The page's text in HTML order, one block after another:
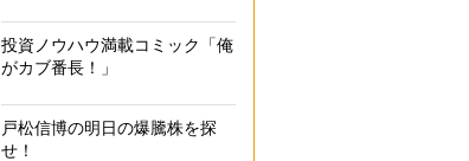
投資ノウハウ満載コミック「俺
がカブ番長！」
戸松信博の明日の爆騰株を探
せ！